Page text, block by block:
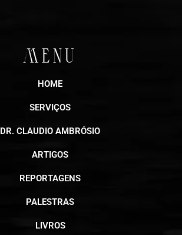
MENU
HOME
SERVIÇOS
DR. CLAUDIO AMBRÓSIO
ARTIGOS
REPORTAGENS
PALESTRAS
LIVROS